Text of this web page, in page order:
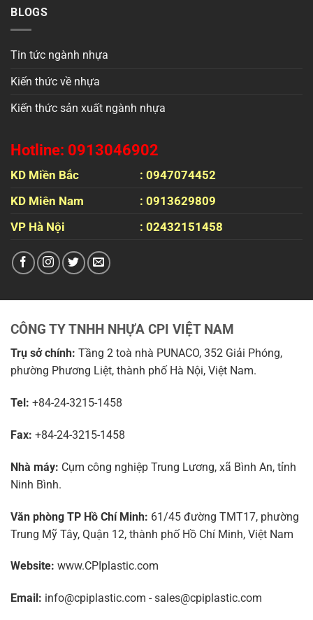
BLOGS
Tin tức ngành nhựa
Kiến thức về nhựa
Kiến thức sản xuất ngành nhựa
Hotline: 0913046902
KD Miền Bắc
: 0947074452
KD Miên Nam
: 0913629809
VP Hà Nội
: 02432151458
CÔNG TY TNHH NHỰA CPI VIỆT NAM
Trụ sở chính: Tầng 2 toà nhà PUNACO, 352 Giải Phóng,
phường Phương Liệt, thành phố Hà Nội, Việt Nam.
Tel: +84-24-3215-1458
Fax: +84-24-3215-1458
Nhà máy: Cụm công nghiệp Trung Lương, xã Bình An, tỉnh
Ninh Bình.
Văn phòng TP Hồ Chí Minh: 61/45 đường TMT17, phường
Trung Mỹ Tây, Quận 12, thành phố Hồ Chí Minh, Việt Nam
Website: www.CPIplastic.com
Email: info@cpiplastic.com - sales@cpiplastic.com